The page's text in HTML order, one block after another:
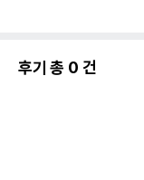
후기 총 0 건